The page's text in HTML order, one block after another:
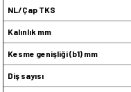
NL/Çap TKS
Kalınlık mm
Kesme genişliği (b1) mm
Diş sayısı